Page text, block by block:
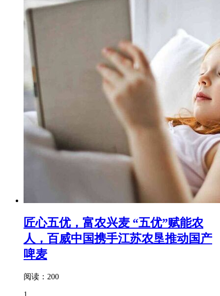
匠心五优，富农兴麦 “五优”赋能农
人，百威中国携手江苏农垦推动国产
啤麦
阅读：200
1